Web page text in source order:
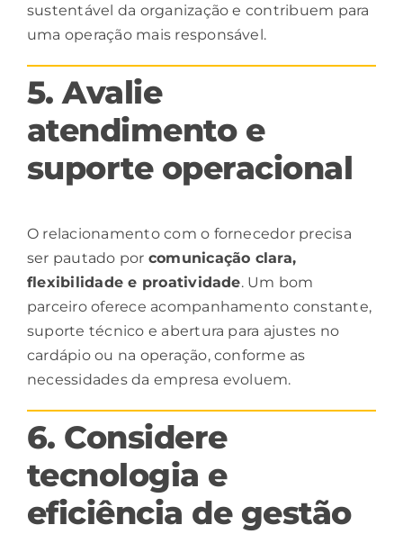
sustentável da organização e contribuem para
uma operação mais responsável.
5. Avalie
atendimento e
suporte operacional
O relacionamento com o fornecedor precisa
ser pautado por comunicação clara,
flexibilidade e proatividade. Um bom
parceiro oferece acompanhamento constante,
suporte técnico e abertura para ajustes no
cardápio ou na operação, conforme as
necessidades da empresa evoluem.
6. Considere
tecnologia e
eficiência de gestão